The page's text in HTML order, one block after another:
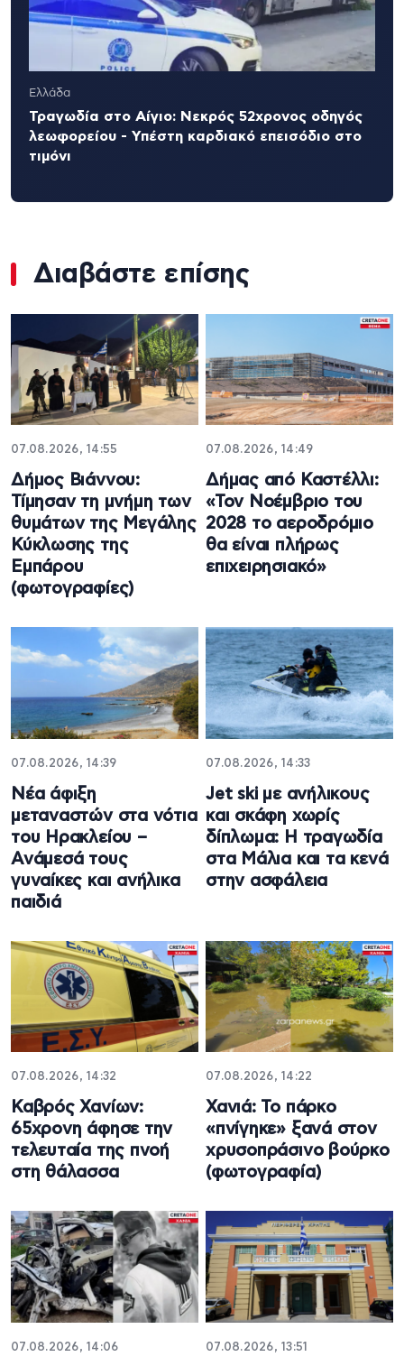
Ελλάδα
Τραγωδία στο Αίγιο: Νεκρός 52χρονος οδηγός
λεωφορείου - Υπέστη καρδιακό επεισόδιο στο
τιμόνι
Διαβάστε επίσης
07.08.2026, 14:55
Δήμος Βιάννου:
Τίμησαν τη μνήμη των
θυμάτων της Μεγάλης
Κύκλωσης της
Εμπάρου
(φωτογραφίες)
07.08.2026, 14:49
Δήμας από Καστέλλι:
«Τον Νοέμβριο του
2028 το αεροδρόμιο
θα είναι πλήρως
επιχειρησιακό»
07.08.2026, 14:39
Νέα άφιξη
μεταναστών στα νότια
του Ηρακλείου –
Ανάμεσά τους
γυναίκες και ανήλικα
παιδιά
07.08.2026, 14:33
Jet ski με ανήλικους
και σκάφη χωρίς
δίπλωμα: Η τραγωδία
στα Μάλια και τα κενά
στην ασφάλεια
07.08.2026, 14:32
Καβρός Χανίων:
65χρονη άφησε την
τελευταία της πνοή
στη θάλασσα
07.08.2026, 14:22
Χανιά: Το πάρκο
«πνίγηκε» ξανά στον
χρυσοπράσινο βούρκο
(φωτογραφία)
07.08.2026, 14:06 07.08.2026, 13:51